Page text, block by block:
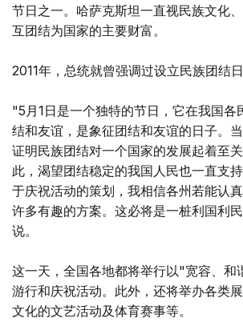
节日之一。哈萨克斯坦一直视民族文化
互团结为国家的主要财富。
2011年，总统就曾强调过设立民族团结日
"5月1日是一个独特的节日，它在我国各
结和友谊，是象征团结和友谊的日子。
证明民族团结对一个国家的发展起着至
此，渴望团结稳定的我国人民也一直支
于庆祝活动的策划，我相信各州若能认
许多有趣的方案。这必将是一桩利国利
说。
这一天，全国各地都将举行以"宽容、和
游行和庆祝活动。此外，还将举办各类
文化的文艺活动及体育赛事等。